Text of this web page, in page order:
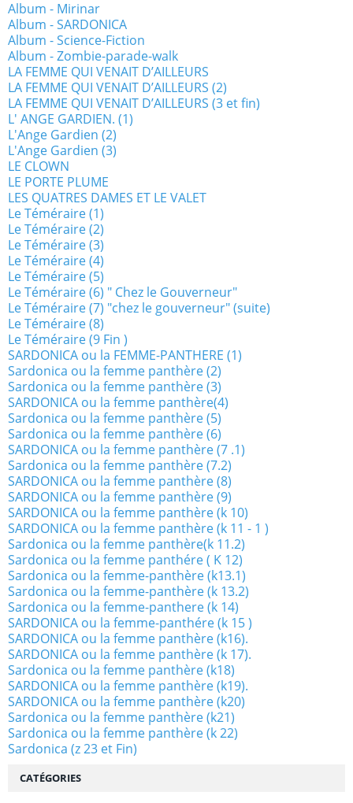
Album - Mirinar
Album - SARDONICA
Album - Science-Fiction
Album - Zombie-parade-walk
LA FEMME QUI VENAIT D’AILLEURS
LA FEMME QUI VENAIT D’AILLEURS (2)
LA FEMME QUI VENAIT D’AILLEURS (3 et fin)
L' ANGE GARDIEN. (1)
L'Ange Gardien (2)
L'Ange Gardien (3)
LE CLOWN
LE PORTE PLUME
LES QUATRES DAMES ET LE VALET
Le Téméraire (1)
Le Téméraire (2)
Le Téméraire (3)
Le Téméraire (4)
Le Téméraire (5)
Le Téméraire (6) " Chez le Gouverneur"
Le Téméraire (7) "chez le gouverneur" (suite)
Le Téméraire (8)
Le Téméraire (9 Fin )
SARDONICA ou la FEMME-PANTHERE (1)
Sardonica ou la femme panthère (2)
Sardonica ou la femme panthère (3)
SARDONICA ou la femme panthère(4)
Sardonica ou la femme panthère (5)
Sardonica ou la femme panthère (6)
SARDONICA ou la femme panthère (7 .1)
Sardonica ou la femme panthère (7.2)
SARDONICA ou la femme panthère (8)
SARDONICA ou la femme panthère (9)
SARDONICA ou la femme panthère (k 10)
SARDONICA ou la femme panthère (k 11 - 1 )
Sardonica ou la femme panthère(k 11.2)
Sardonica ou la femme panthére ( K 12)
Sardonica ou la femme-panthère (k13.1)
Sardonica ou la femme-panthère (k 13.2)
Sardonica ou la femme-panthere (k 14)
SARDONICA ou la femme-panthére (k 15 )
SARDONICA ou la femme panthère (k16).
SARDONICA ou la femme panthère (k 17).
Sardonica ou la femme panthère (k18)
SARDONICA ou la femme panthère (k19).
SARDONICA ou la femme panthère (k20)
Sardonica ou la femme panthère (k21)
Sardonica ou la femme panthère (k 22)
Sardonica (z 23 et Fin)
CATÉGORIES